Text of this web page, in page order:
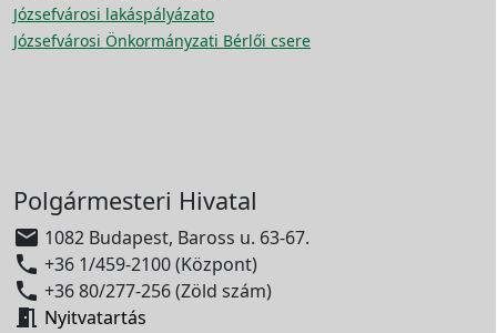
Józsefvárosi lakáspályázato
Józsefvárosi Önkormányzati Bérlői csere
Polgármesteri Hivatal
 1082 Budapest, Baross u. 63-67.
 +36 1/459-2100 (Központ)
 +36 80/277-256 (Zöld szám)
 Nyitvatartás